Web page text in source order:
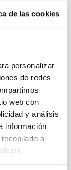
de las cookies
personalizar
de redes
web con
y análisis
información
a
de la
se
En
EL
en los
de la